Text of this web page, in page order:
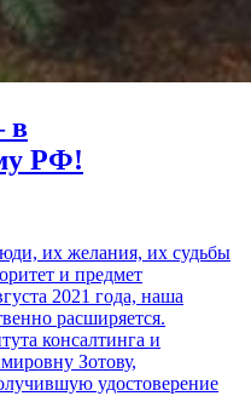
в
РФ!
их желания, их судьбы
и предмет
2021 года, наша
расширяется.
консалтинга и
Зотову,
удостоверение